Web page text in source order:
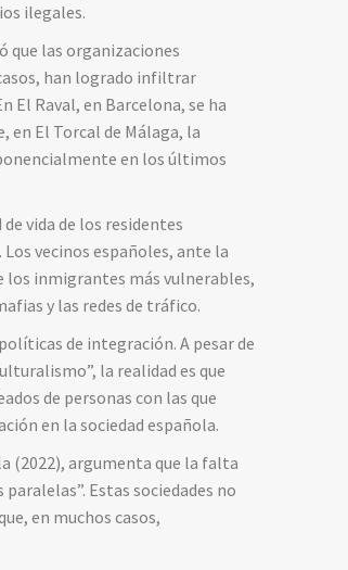
ilegales.
que las organizaciones
han logrado infiltrar
Raval, en Barcelona, se ha
en El Torcal de Málaga, la
en los últimos
vida de los residentes
vecinos españoles, ante la
los inmigrantes más vulnerables,
y las redes de tráfico.
de integración. A pesar de
la realidad es que
de personas con las que
en la sociedad española.
(2022), argumenta que la falta
Estas sociedades no
en muchos casos,